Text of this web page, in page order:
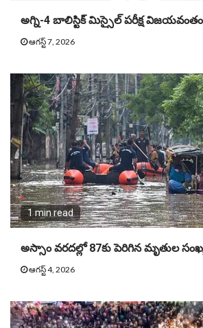
అగ్ని-4 బాలిస్టిక్ మిస్సైల్ పరీక్ష విజయవంతం
ఆగస్ట్ 7, 2026
1 min read
అస్సాం వరదల్లో 87కు పెరిగిన మృతుల సంఖ్య..
ఆగస్ట్ 4, 2026